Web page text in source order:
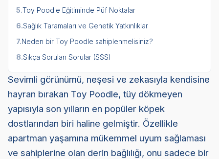
5.Toy Poodle Eğitiminde Püf Noktalar
6.Sağlık Taramaları ve Genetik Yatkınlıklar
7.Neden bir Toy Poodle sahiplenmelisiniz?
8.Sıkça Sorulan Sorular (SSS)
Sevimli görünümü, neşesi ve zekasıyla kendisine
hayran bırakan Toy Poodle, tüy dökmeyen
yapısıyla son yılların en popüler köpek
dostlarından biri haline gelmiştir. Özellikle
apartman yaşamına mükemmel uyum sağlaması
ve sahiplerine olan derin bağlılığı, onu sadece bir